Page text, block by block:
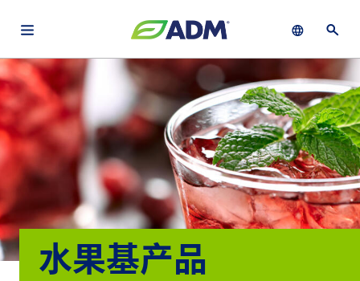
关于
ADM
可
持
续
展
产
品
Chinese (Simplified, China)
English (United States)
français (Canada)
Search
By using ADM’s search function, you agree that your search queries
may be shared with third parties.
水果基产品